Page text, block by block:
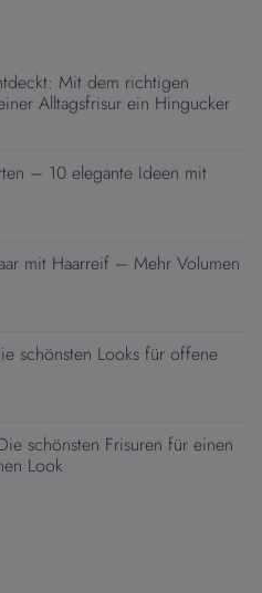
Mit dem richtigen
Alltagsfrisur ein Hingucker
– 10 elegante Ideen mit
mit Haarreif – Mehr Volumen
schönsten Looks für offene
schönsten Frisuren für einen
Look